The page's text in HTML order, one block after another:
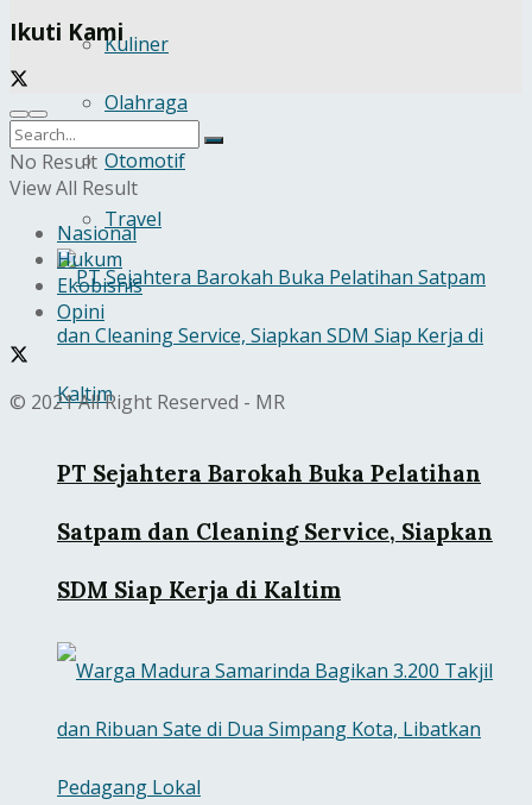
Kuliner
Olahraga
Otomotif
Travel
PT Sejahtera Barokah Buka Pelatihan
Satpam dan Cleaning Service, Siapkan
SDM Siap Kerja di Kaltim
Ikuti Kami
No Result
View All Result
Nasional
Hukum
Ekobisnis
Opini
© 2021 All Right Reserved - MR